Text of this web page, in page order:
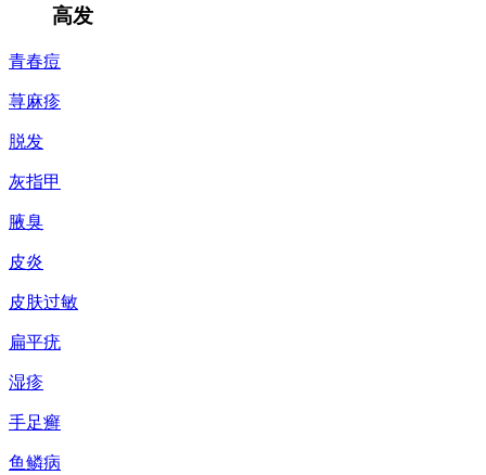
高发
青春痘
荨麻疹
脱发
灰指甲
腋臭
皮炎
皮肤过敏
扁平疣
湿疹
手足癣
鱼鳞病